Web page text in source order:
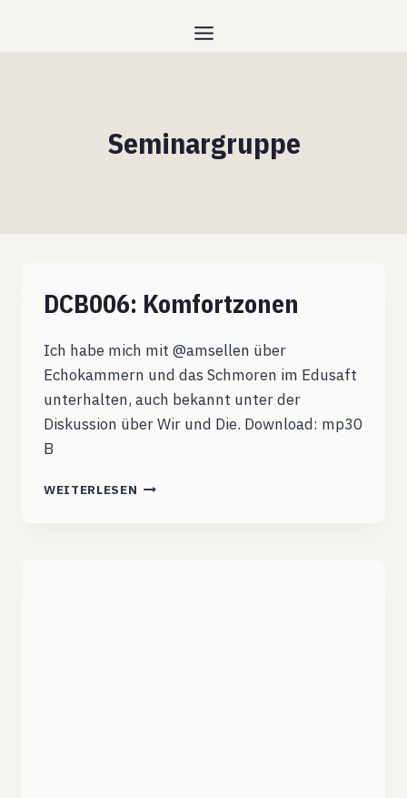
Seminargruppe
DCB006: Komfortzonen
Ich habe mich mit @amsellen über
Echokammern und das Schmoren im Edusaft
unterhalten, auch bekannt unter der
Diskussion über Wir und Die. Download: mp30
B
WEITERLESEN DCB006: